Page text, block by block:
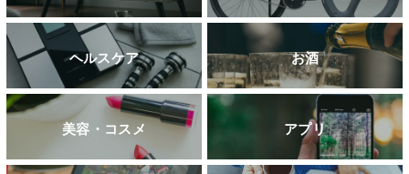
ヘルスケア お酒
美容・コスメ アプリ